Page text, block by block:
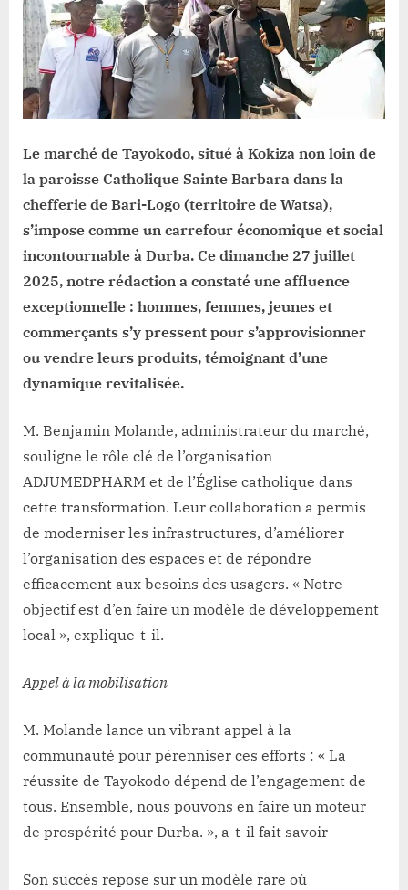
sa
fréquentation
croissante
Le marché de Tayokodo, situé à Kokiza non loin de
la paroisse Catholique Sainte Barbara dans la
chefferie de Bari-Logo (territoire de Watsa),
s’impose comme un carrefour économique et social
incontournable à Durba. Ce dimanche 27 juillet
2025, notre rédaction a constaté une affluence
exceptionnelle : hommes, femmes, jeunes et
commerçants s’y pressent pour s’approvisionner
ou vendre leurs produits, témoignant d’une
dynamique revitalisée.
M. Benjamin Molande, administrateur du marché,
souligne le rôle clé de l’organisation
ADJUMEDPHARM et de l’Église catholique dans
cette transformation. Leur collaboration a permis
de moderniser les infrastructures, d’améliorer
l’organisation des espaces et de répondre
efficacement aux besoins des usagers. « Notre
objectif est d’en faire un modèle de développement
local », explique-t-il.
Appel à la mobilisation
M. Molande lance un vibrant appel à la
communauté pour pérenniser ces efforts : « La
réussite de Tayokodo dépend de l’engagement de
tous. Ensemble, nous pouvons en faire un moteur
de prospérité pour Durba. », a-t-il fait savoir
Son succès repose sur un modèle rare où